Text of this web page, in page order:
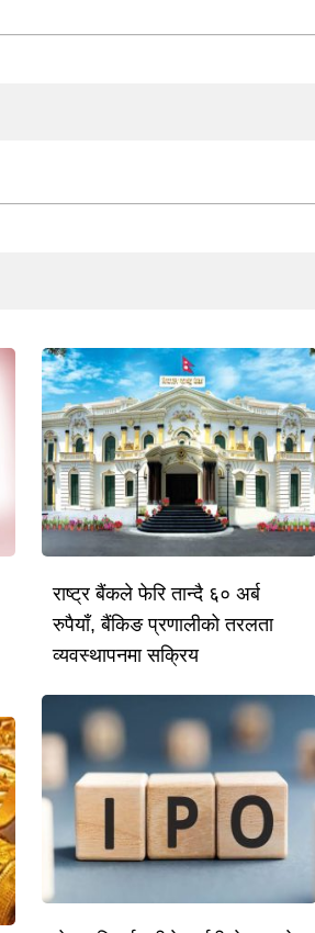
राष्ट्र बैंकले फेरि तान्दै ६० अर्ब
रुपैयाँ, बैंकिङ प्रणालीको तरलता
व्यवस्थापनमा सक्रिय